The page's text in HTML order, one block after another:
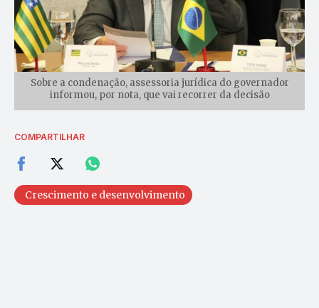
Sobre a condenação, assessoria jurídica do governador
informou, por nota, que vai recorrer da decisão
COMPARTILHAR
Crescimento e desenvolvimento